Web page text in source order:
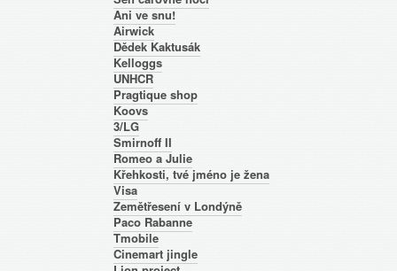
Ani ve snu!
Airwick
Dědek Kaktusák
Kelloggs
UNHCR
Pragtique shop
Koovs
3/LG
Smirnoff II
Romeo a Julie
Křehkosti, tvé jméno je žena
Visa
Zemětřesení v Londýně
Paco Rabanne
Tmobile
Cinemart jingle